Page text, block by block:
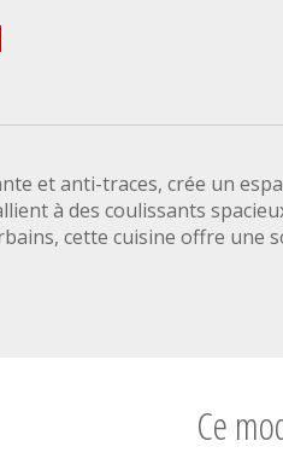
et anti-traces, crée un
à des coulissants
cette cuisine offre une
Ce